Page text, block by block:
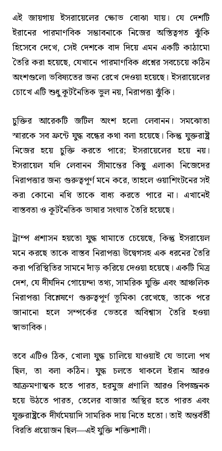
এই জায়গায় ইসরায়েলের ক্ষোভ বোঝা যায়। যে দেশটি
ইরানের পারমাণবিক সম্ভাবনাকে নিজের অস্তিত্বগত ঝুঁকি
হিসেবে দেখে, সেই দেশকে বাদ দিয়ে এমন একটি কাঠামো
তৈরি করা হয়েছে, যেখানে পারমাণবিক প্রশ্নের সবচেয়ে কঠিন
অংশগুলো ভবিষ্যতের জন্য রেখে দেওয়া হয়েছে। ইসরায়েলের
চোখে এটি শুধু কূটনৈতিক ভুল নয়, নিরাপত্তা ঝুঁকি।
চুক্তির আরেকটি জটিল অংশ হলো লেবানন। সমঝোতা
স্মারকে সব ফ্রন্টে যুদ্ধ বন্ধের কথা বলা হয়েছে। কিন্তু যুক্তরাষ্ট্র
নিজের হয়ে চুক্তি করতে পারে; ইসরায়েলের হয়ে নয়।
ইসরায়েল যদি লেবানন সীমান্তের কিছু এলাকা নিজেদের
নিরাপত্তার জন্য গুরুত্বপূর্ণ মনে করে, তাহলে ওয়াশিংটনের সই
করা কোনো নথি তাকে বাধ্য করতে পারে না। এখানেই
বাস্তবতা ও কূটনৈতিক ভাষার সংঘাত তৈরি হয়েছে।
ট্রাম্প প্রশাসন হয়তো যুদ্ধ থামাতে চেয়েছে, কিন্তু ইসরায়েল
মনে করছে তাকে বাস্তব নিরাপত্তা উদ্বেগসহ এক ধরনের তৈরি
করা পরিস্থিতির সামনে দাঁড় করিয়ে দেওয়া হয়েছে। একটি মিত্র
দেশ, যে দীর্ঘদিন গোয়েন্দা তথ্য, সামরিক যুক্তি এবং আঞ্চলিক
নিরাপত্তা বিশ্লেষণে গুরুত্বপূর্ণ ভূমিকা রেখেছে, তাকে পরে
জানানো হলে সম্পর্কের ভেতরে অবিশ্বাস তৈরি হওয়া
স্বাভাবিক।
তবে এটিও ঠিক, খোলা যুদ্ধ চালিয়ে যাওয়াই যে ভালো পথ
ছিল, তা বলা কঠিন। যুদ্ধ চলতে থাকলে ইরান আরও
আক্রমণাত্মক হতে পারত, হরমুজ প্রণালি আরও বিপজ্জনক
হয়ে উঠতে পারত, তেলের বাজার অস্থির হতে পারত এবং
যুক্তরাষ্ট্রকে দীর্ঘমেয়াদি সামরিক দায় নিতে হতো। তাই অন্তর্বর্তী
বিরতি প্রয়োজন ছিল—এই যুক্তি শক্তিশালী।